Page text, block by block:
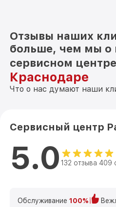
Отзывы наших
больше, чем мы о
сервисном центре
Краснодаре
Что о нас думают наши
Сервисный центр
5.0 132 отзыва 409
Обслуживание 100%